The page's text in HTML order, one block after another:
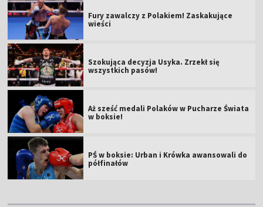
Fury zawalczy z Polakiem! Zaskakujące
wieści
Szokująca decyzja Usyka. Zrzekł się
wszystkich pasów!
Aż sześć medali Polaków w Pucharze Świata
w boksie!
PŚ w boksie: Urban i Krówka awansowali do
półfinałów